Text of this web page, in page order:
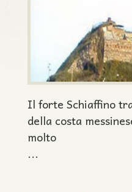
Il forte Schiaffino
della costa
molto
...